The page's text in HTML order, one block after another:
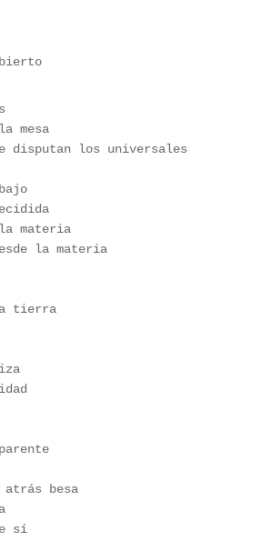
abierto
mesa
se disputan los universales
decidida
materia
desde la materia
tierra
iza
aparente
y atrás besa
de sí